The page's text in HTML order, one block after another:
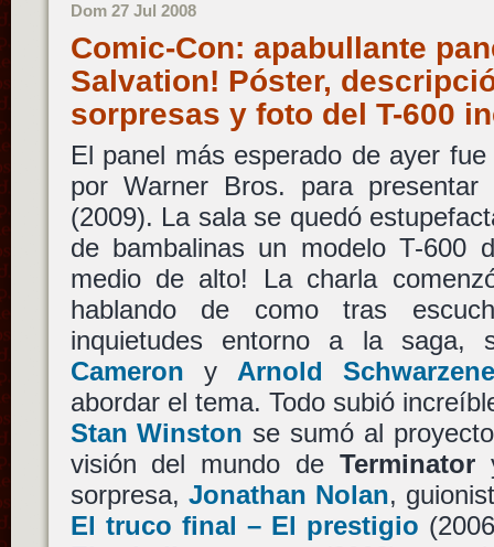
Dom 27 Jul 2008
Comic-Con: apabullante
Salvation! Póster,
sorpresas y foto del T-600
El panel más esperado de ayer
por Warner Bros. para presentar
(2009). La sala se quedó
de bambalinas un modelo T-600
medio de alto! La charla
hablando de como tras
inquietudes entorno a la
Cameron y Arnold
abordar el tema. Todo subió
Stan Winston se sumó al
visión del mundo deTerminator
sorpresa, Jonathan Nolan,
El truco final – El prestigio